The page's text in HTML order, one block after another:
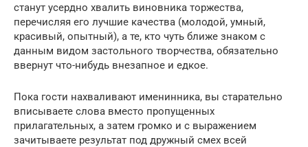
станут усердно хвалить виновника торжества,
перечисляя его лучшие качества (молодой, умный,
красивый, опытный), а те, кто чуть ближе знаком с
данным видом застольного творчества, обязательно
ввернут что-нибудь внезапное и едкое.
Пока гости нахваливают именинника, вы старательно
вписываете слова вместо пропущенных
прилагательных, а затем громко и с выражением
зачитываете результат под дружный смех всей